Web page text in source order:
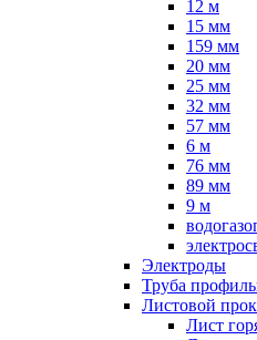
12 м
15 мм
159 мм
20 мм
25 мм
32 мм
57 мм
6 м
76 мм
89 мм
9 м
Электроды
Труба
Листовой
Лист